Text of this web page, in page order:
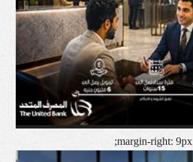
margin-right: 9px;